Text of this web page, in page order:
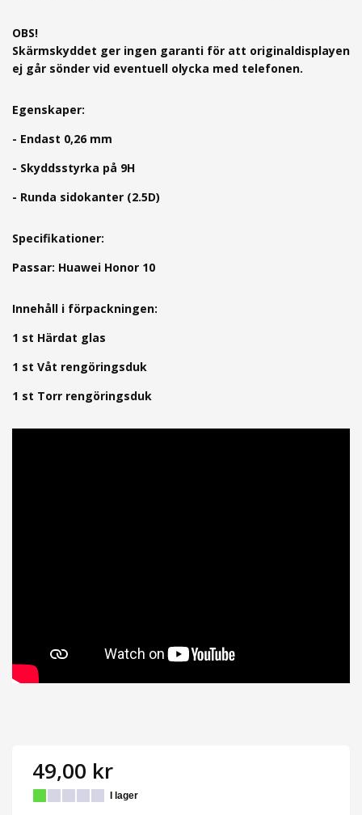
OBS!
Skärmskyddet ger ingen garanti för att originaldisplayen
ej går sönder vid eventuell olycka med telefonen.
Egenskaper:
- Endast 0,26 mm
- Skyddsstyrka på 9H
- Runda sidokanter (2.5D)
Specifikationer:
Passar: Huawei Honor 10
Innehåll i förpackningen:
1 st Härdat glas
1 st Våt rengöringsduk
1 st Torr rengöringsduk
49,00 kr
I lager